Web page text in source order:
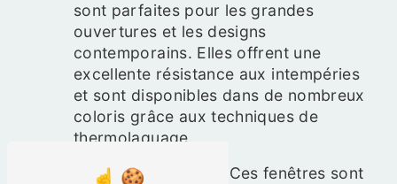
sont parfaites pour les grandes
ouvertures et les designs
contemporains. Elles offrent une
excellente résistance aux intempéries
et sont disponibles dans de nombreux
coloris grâce aux techniques de
thermolaquage.
Fenêtres en acier
: Ces fenêtres sont